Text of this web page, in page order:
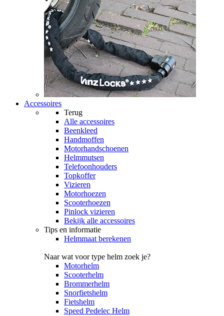
Accessoires
Terug
Alle accessoires
Beenkleed
Handmoffen
Motorhandschoenen
Helmmutsen
Telefoonhouders
Topkoffer
Vizieren
Motorhoezen
Scooterhoezen
Pinlock vizieren
Bekijk alle accessoires
Tips en informatie
Helmmaat berekenen
Naar wat voor type helm zoek je?
Motorhelm
Scooterhelm
Brommerhelm
Snorfietshelm
Fietshelm
Speed Pedelec Helm